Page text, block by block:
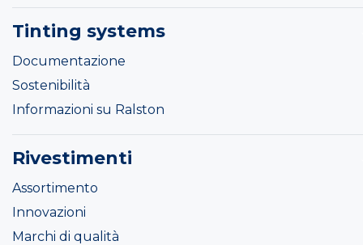
Tinting systems
Documentazione
Sostenibilità
Informazioni su Ralston
Rivestimenti
Assortimento
Innovazioni
Marchi di qualità